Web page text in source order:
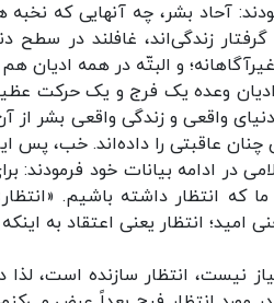
آحاد بشر، چه آنهایی که
زندگی‌اند، غافلند در سطح
و البتّه در همه‌ ادیان
وعده‌ یک فرج و یک حرکت عظیم
واقعی و زندگی واقعی بشر از
چنان عاقبتی را داده‌اند. خب، پس
در ادامه بیانات خود فرمودند:
انتظار داشته باشیم.
امید؛ انتظار یعنی اعتقاد به
نیست، انتظار سازنده است، لذا